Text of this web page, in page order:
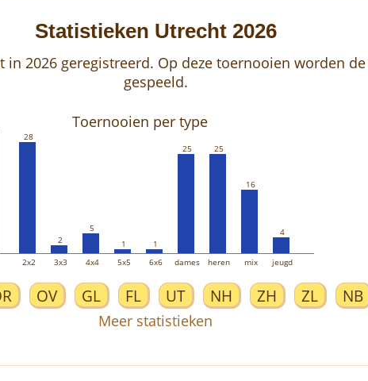
Statistieken Utrecht 2026
in 2026 geregistreerd. Op deze toernooien worden
gespeeld.
Toernooien per type
28
2
5
1
1
25 25
16
4
2x2 3x3 4x4 5x5 6x6 dames heren mix jeugd
OV GL FL UT NH ZH ZL NB
Meer statistieken